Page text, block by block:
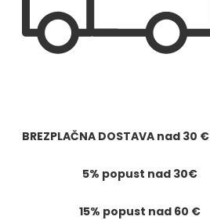
BREZPLAČNA DOSTAVA nad 30 €
5% popust nad 30€
15% popust nad 60 €